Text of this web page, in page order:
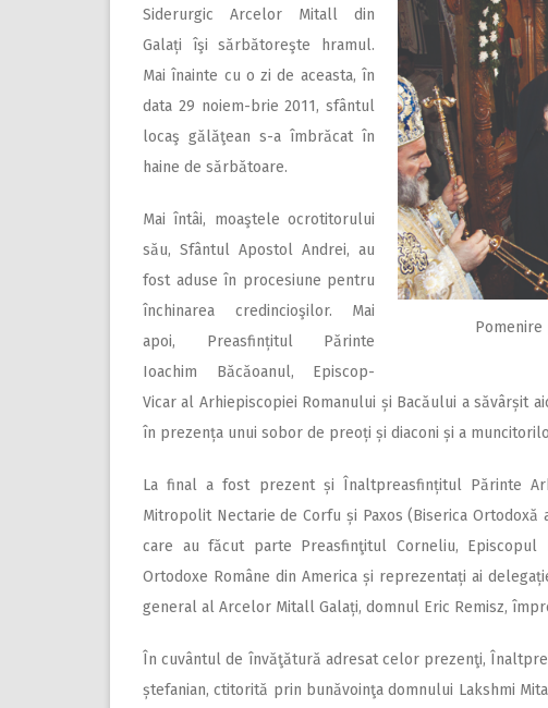
Siderurgic Arcelor Mitall din
Galați îşi sărbătoreşte hramul.
Mai înainte cu o zi de aceasta, în
data 29 noiem-brie 2011, sfântul
locaş gălăţean s-a îmbrăcat în
haine de sărbătoare.
Mai întâi, moaştele ocrotitorului
său, Sfântul Apostol Andrei, au
fost aduse în procesiune pentru
închinarea credincioşilor. Mai
apoi, Preasfințitul Părinte
Ioachim Băcăoanul, Episcop-
Vicar al Arhiepiscopiei Romanului și Bacăului a săvârșit
în prezența unui sobor de preoți și diaconi și a
La final a fost prezent și Înaltpreasfințitul Părinte
Mitropolit Nectarie de Corfu și Paxos (Biserica
care au făcut parte Preasfinţitul Corneliu,
Ortodoxe Române din America și reprezentați ai
general al Arcelor Mitall Galați, domnul Eric Remisz,
În cuvântul de învăţătură adresat celor prezenţi,
ștefanian, ctitorită prin bunăvoinţa domnului Lakshmi